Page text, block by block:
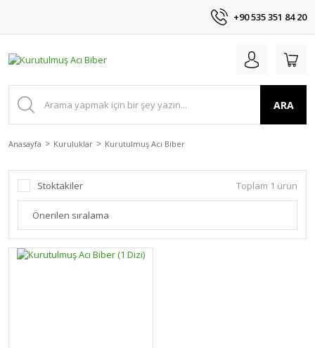
+90 535 351 84 20
ARA
Anasayfa Kuruluklar Kurutulmuş Acı Biber
Stoktakiler Toplam 1 ürün